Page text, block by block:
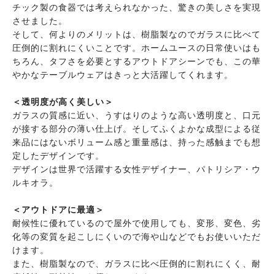
チック製の食器では考えられなかった、驚きの美しさを実現
させました。
そして、何よりのメリットは、樹脂製なのでガラスに比べて
圧倒的に割れにくいことです。ホームユースの日常使いはも
ちろん、タフさを必要とするアウトドアシーンでも、この華
やかなテーブルウェアはきっと大活躍してくれます。
＜透明度が高く美しい＞
ガラスの質感に近い、うすはりのような高い透明度と、口元
が接する部分の薄い仕上げ。そしてふくよかな成型による従
来品にはないボリューム感と重量感は、持った感触までも想
定したデザインです。
デザインは世界で活躍する女性デザイナー、パトリシア・ウ
ルキオラ。
＜アウトドアに最適＞
耐候性に優れているので屋外で使用しても、変形、変色、劣
化等の変質を起こしにくいので海や山などでもお使いいただ
けます。
また、樹脂製なので、ガラスに比べ圧倒的に割れにくく、耐